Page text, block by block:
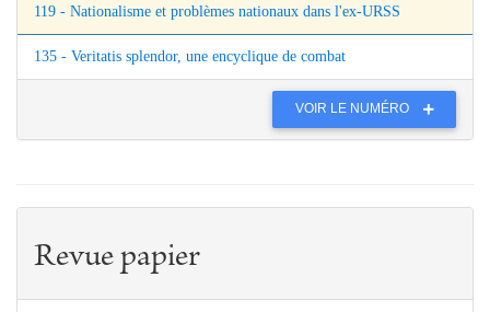
119 - Nationalisme et problèmes nationaux dans l'ex-URSS
135 - Veritatis splendor, une encyclique de combat
VOIR LE NUMÉRO
Revue papier